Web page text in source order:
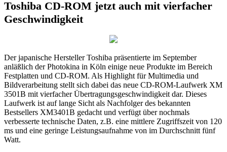
Toshiba CD-ROM jetzt auch mit vierfacher
Geschwindigkeit
Der japanische Hersteller Toshiba präsentierte im September
anläßlich der Photokina in Köln einige neue Produkte im Bereich
Festplatten und CD-ROM. Als Highlight für Multimedia und
Bildverarbeitung stellt sich dabei das neue CD-ROM-Laufwerk XM
3501B mit vierfacher Übertragungsgeschwindigkeit dar. Dieses
Laufwerk ist auf lange Sicht als Nachfolger des bekannten
Bestsellers XM3401B gedacht und verfügt über nochmals
verbesserte technische Daten, z.B. eine mittlere Zugriffszeit von 120
ms und eine geringe Leistungsaufnahme von im Durchschnitt fünf
Watt.